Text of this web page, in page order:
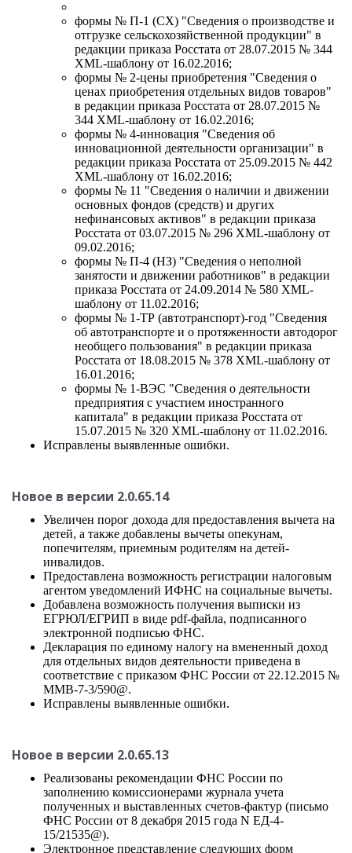
формы № П-1 (СХ) "Сведения о производстве и
отгрузке сельскохозяйственной продукции" в
редакции приказа Росстата от 28.07.2015 № 344
XML-шаблону от 16.02.2016;
формы № 2-цены приобретения "Сведения о
ценах приобретения отдельных видов товаров"
в редакции приказа Росстата от 28.07.2015 №
344 XML-шаблону от 16.02.2016;
формы № 4-инновация "Сведения об
инновационной деятельности организации" в
редакции приказа Росстата от 25.09.2015 № 442
XML-шаблону от 16.02.2016;
формы № 11 "Сведения о наличии и движении
основных фондов (средств) и других
нефинансовых активов" в редакции приказа
Росстата от 03.07.2015 № 296 XML-шаблону от
09.02.2016;
формы № П-4 (НЗ) "Сведения о неполной
занятости и движении работников" в редакции
приказа Росстата от 24.09.2014 № 580 XML-
шаблону от 11.02.2016;
формы № 1-ТР (автотранспорт)-год "Сведения
об автотранспорте и о протяженности автодорог
необщего пользования" в редакции приказа
Росстата от 18.08.2015 № 378 XML-шаблону от
16.01.2016;
формы № 1-ВЭС "Сведения о деятельности
предприятия с участием иностранного
капитала" в редакции приказа Росстата от
15.07.2015 № 320 XML-шаблону от 11.02.2016.
Исправлены выявленные ошибки.
Новое в версии 2.0.65.14
Увеличен порог дохода для предоставления вычета на
детей, а также добавлены вычеты опекунам,
попечителям, приемным родителям на детей-
инвалидов.
Предоставлена возможность регистрации налоговым
агентом уведомлений ИФНС на социальные вычеты.
Добавлена возможность получения выписки из
ЕГРЮЛ/ЕГРИП в виде pdf-файла, подписанного
электронной подписью ФНС.
Декларация по единому налогу на вмененный доход
для отдельных видов деятельности приведена в
соответствие с приказом ФНС России от 22.12.2015 №
ММВ-7-3/590@.
Исправлены выявленные ошибки.
Новое в версии 2.0.65.13
Реализованы рекомендации ФНС России по
заполнению комиссионерами журнала учета
полученных и выставленных счетов-фактур (письмо
ФНС России от 8 декабря 2015 года N ЕД-4-
15/21535@).
Электронное представление следующих форм